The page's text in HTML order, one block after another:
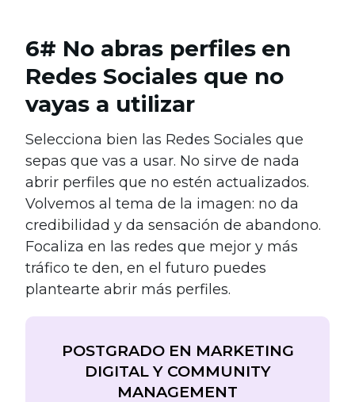
6# No abras perfiles en
Redes Sociales que no
vayas a utilizar
Selecciona bien las Redes Sociales que
sepas que vas a usar. No sirve de nada
abrir perfiles que no estén actualizados.
Volvemos al tema de la imagen: no da
credibilidad y da sensación de abandono.
Focaliza en las redes que mejor y más
tráfico te den, en el futuro puedes
plantearte abrir más perfiles.
POSTGRADO EN MARKETING
DIGITAL Y COMMUNITY
MANAGEMENT